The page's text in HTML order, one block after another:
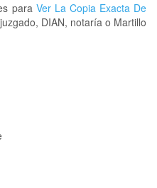
para Ver La Copia Exacta De
DIAN, notaría o Martillo